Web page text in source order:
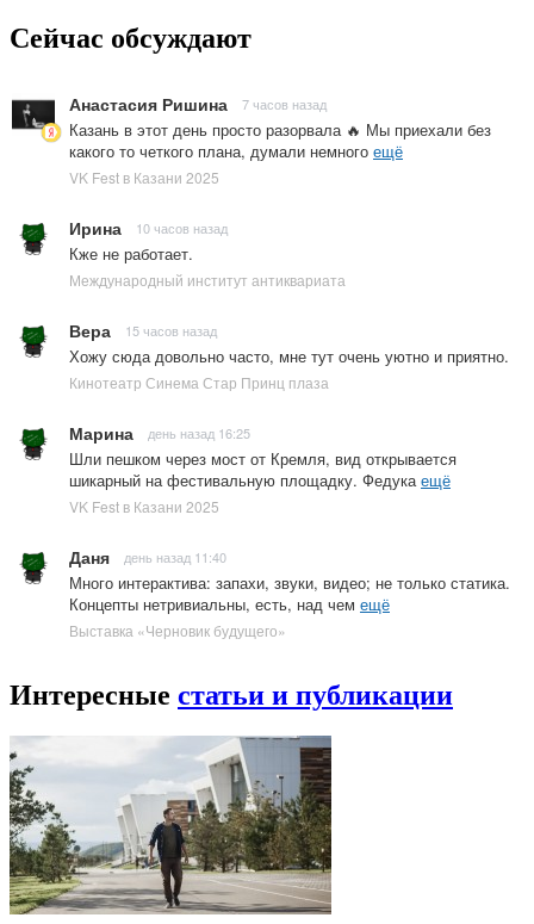
Сейчас обсуждают
Анастасия Ришина 7 часов назад
Казань в этот день просто разорвала 🔥 Мы приехали без
какого то четкого плана, думали немного ещё
VK Fest в Казани 2025
Ирина 10 часов назад
Кже не работает.
Международный институт антиквариата
Вера 15 часов назад
Хожу сюда довольно часто, мне тут очень уютно и приятно.
Кинотеатр Синема Стар Принц плаза
Марина день назад 16:25
Шли пешком через мост от Кремля, вид открывается
шикарный на фестивальную площадку. Федукаещё
VK Fest в Казани 2025
Даня день назад 11:40
Много интерактива: запахи, звуки, видео; не только статика.
Концепты нетривиальны, есть, над чем ещё
Выставка «Черновик будущего»
Интересные статьи и публикации